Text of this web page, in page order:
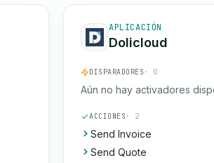
APLICACIÓN
Dolicloud
DISPARADORES · 0
Aún no hay activadores
ACCIONES · 2
Send Invoice
Send Quote